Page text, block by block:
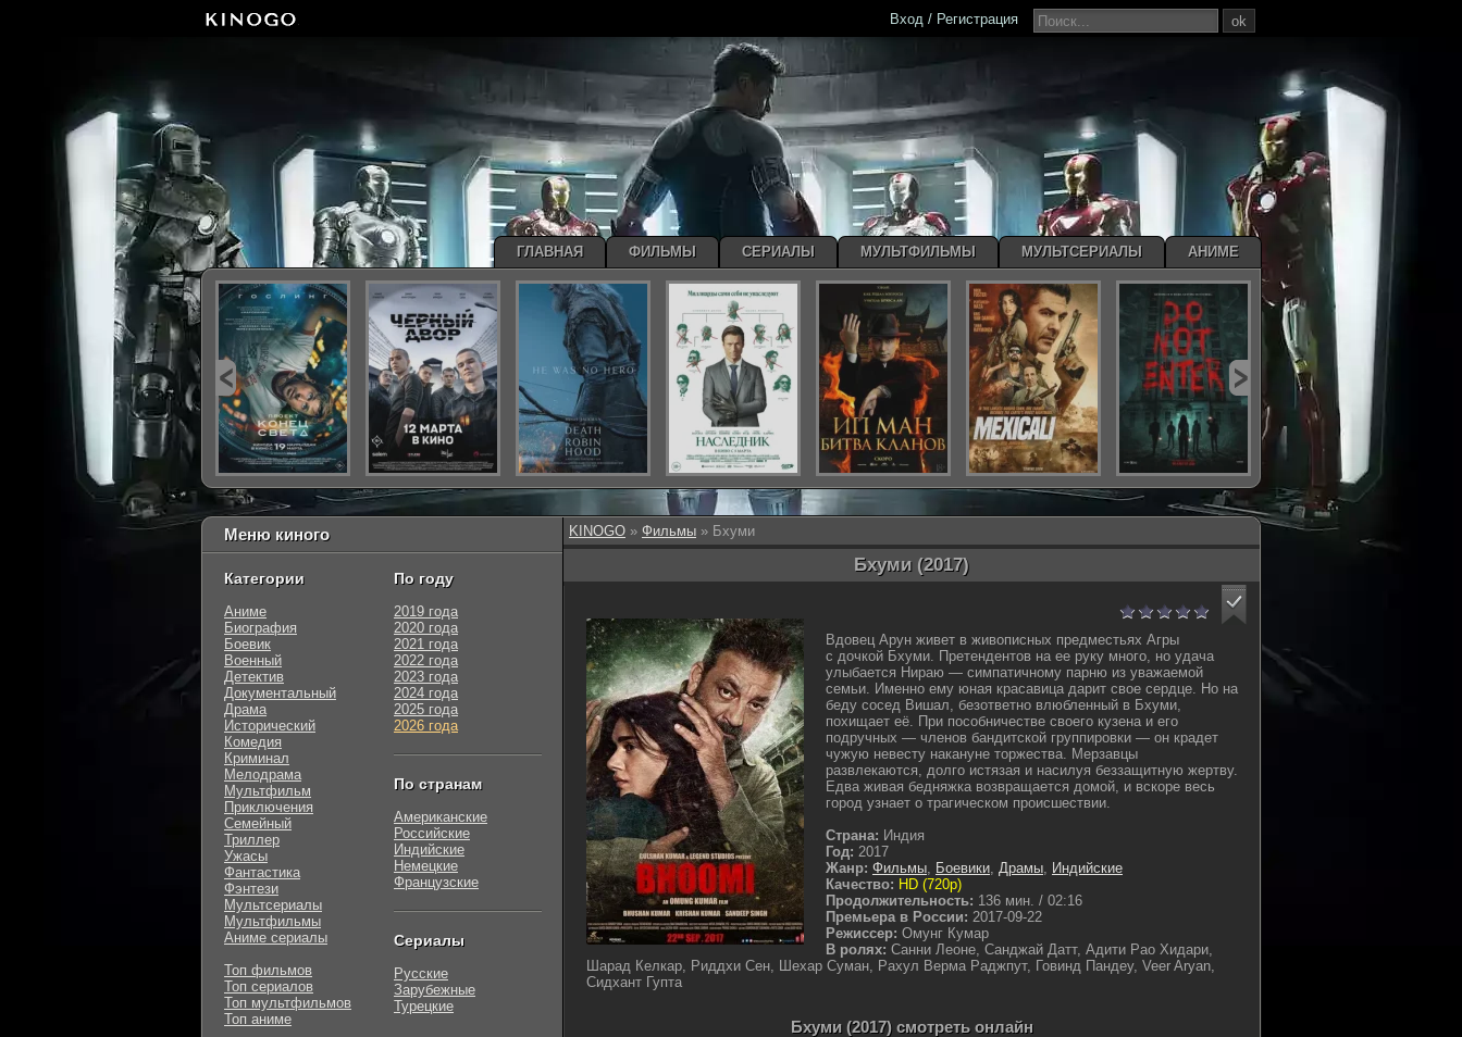
KINOGO » Фильмы » Бхуми
Бхуми (2017)
Вдовец Арун живет в живописных предместьях Агры
с дочкой Бхуми. Претендентов на ее руку много, но удача
улыбается Нираю — симпатичному парню из уважаемой
семьи. Именно ему юная красавица дарит свое сердце. Но на
беду сосед Вишал, безответно влюбленный в Бхуми,
похищает её. При пособничестве своего кузена и его
подручных — членов бандитской группировки — он крадет
чужую невесту накануне торжества. Мерзавцы
развлекаются, долго истязая и насилуя беззащитную жертву.
Едва живая бедняжка возвращается домой, и вскоре весь
город узнает о трагическом происшествии.
Страна: Индия
Год: 2017
Жанр: Фильмы, Боевики, Драмы, Индийские
Качество: HD (720p)
Продолжительность: 136 мин. / 02:16
Премьера в России: 2017-09-22
Режиссер: Омунг Кумар
В ролях: Санни Леоне, Санджай Датт, Адити Рао Хидари,
Шарад Келкар, Риддхи Сен, Шехар Суман, Рахул Верма Раджпут, Говинд Пандеу, Veer Aryan,
Сидхант Гупта
Бхуми (2017) смотреть онлайн
Меню киного
Категории
Аниме
Биография
Боевик
Военный
Детектив
Документальный
Драма
Исторический
Комедия
Криминал
Мелодрама
Мультфильм
Приключения
Семейный
Триллер
Ужасы
Фантастика
Фэнтези
Мультсериалы
Мультфильмы
Аниме сериалы
Топ фильмов
Топ сериалов
Топ мультфильмов
Топ аниме
По году
2019 года
2020 года
2021 года
2022 года
2023 года
2024 года
2025 года
2026 года
По странам
Американские
Российские
Индийские
Немецкие
Французские
Сериалы
Русские
Зарубежные
Турецкие
ok
Вход / Регистрация
ГЛАВНАЯ ФИЛЬМЫ СЕРИАЛЫ МУЛЬТФИЛЬМЫ МУЛЬТСЕРИАЛЫ АНИМЕ